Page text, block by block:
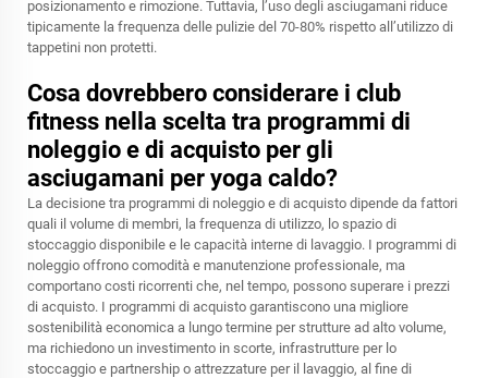
posizionamento e rimozione. Tuttavia, l’uso degli asciugamani riduce
tipicamente la frequenza delle pulizie del 70-80% rispetto all’utilizzo di
tappetini non protetti.
Cosa dovrebbero considerare i club
fitness nella scelta tra programmi di
noleggio e di acquisto per gli
asciugamani per yoga caldo?
La decisione tra programmi di noleggio e di acquisto dipende da fattori
quali il volume di membri, la frequenza di utilizzo, lo spazio di
stoccaggio disponibile e le capacità interne di lavaggio. I programmi di
noleggio offrono comodità e manutenzione professionale, ma
comportano costi ricorrenti che, nel tempo, possono superare i prezzi
di acquisto. I programmi di acquisto garantiscono una migliore
sostenibilità economica a lungo termine per strutture ad alto volume,
ma richiedono un investimento in scorte, infrastrutture per lo
stoccaggio e partnership o attrezzature per il lavaggio, al fine di